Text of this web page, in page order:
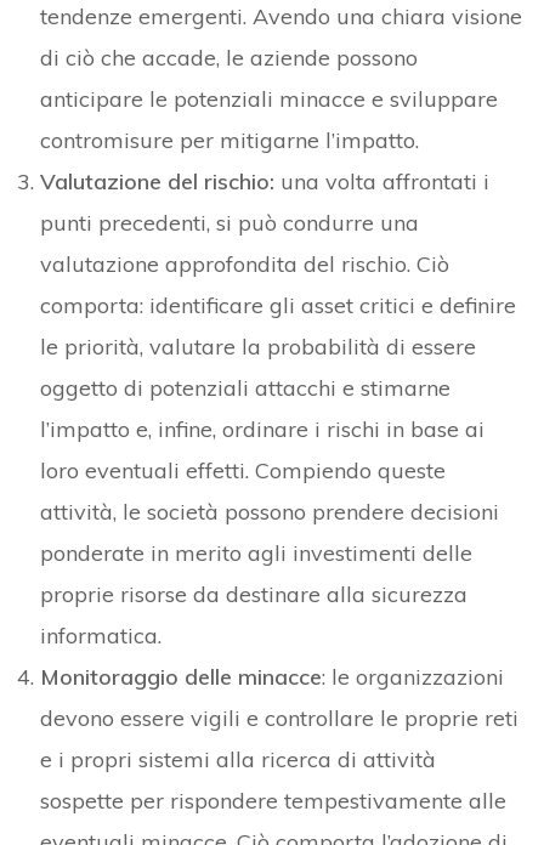
tendenze emergenti. Avendo una chiara visione
di ciò che accade, le aziende possono
anticipare le potenziali minacce e sviluppare
contromisure per mitigarne l’impatto.
Valutazione del rischio: una volta affrontati i
punti precedenti, si può condurre una
valutazione approfondita del rischio. Ciò
comporta: identificare gli asset critici e definire
le priorità, valutare la probabilità di essere
oggetto di potenziali attacchi e stimarne
l’impatto e, infine, ordinare i rischi in base ai
loro eventuali effetti. Compiendo queste
attività, le società possono prendere decisioni
ponderate in merito agli investimenti delle
proprie risorse da destinare alla sicurezza
informatica.
Monitoraggio delle minacce: le organizzazioni
devono essere vigili e controllare le proprie reti
e i propri sistemi alla ricerca di attività
sospette per rispondere tempestivamente alle